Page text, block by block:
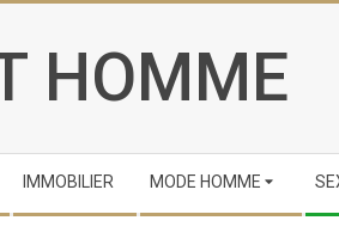
HOMME
IMMOBILIER MODE HOMME